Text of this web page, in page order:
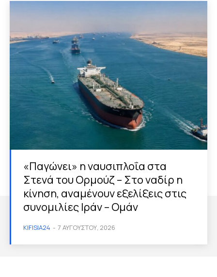
«Παγώνει» η ναυσιπλοΐα στα
Στενά του Ορμούζ – Στο ναδίρ η
κίνηση, αναμένουν εξελίξεις στις
συνομιλίες Ιράν – Ομάν
KIFISIA24 - 7 ΑΥΓΟΎΣΤΟΥ, 2026